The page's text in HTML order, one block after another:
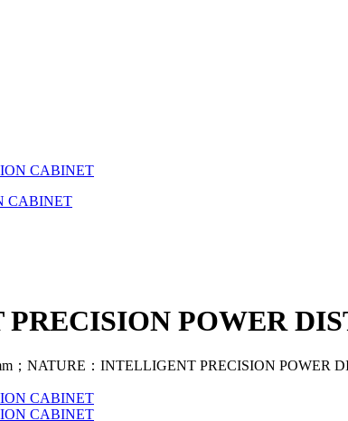
CABINET
POWER
；NATURE：INTELLIGENT PRECISION POWER
CABINET
CABINET